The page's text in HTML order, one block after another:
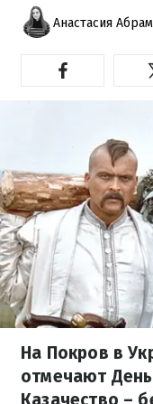
Анастасия
На Покров в
отмечают День